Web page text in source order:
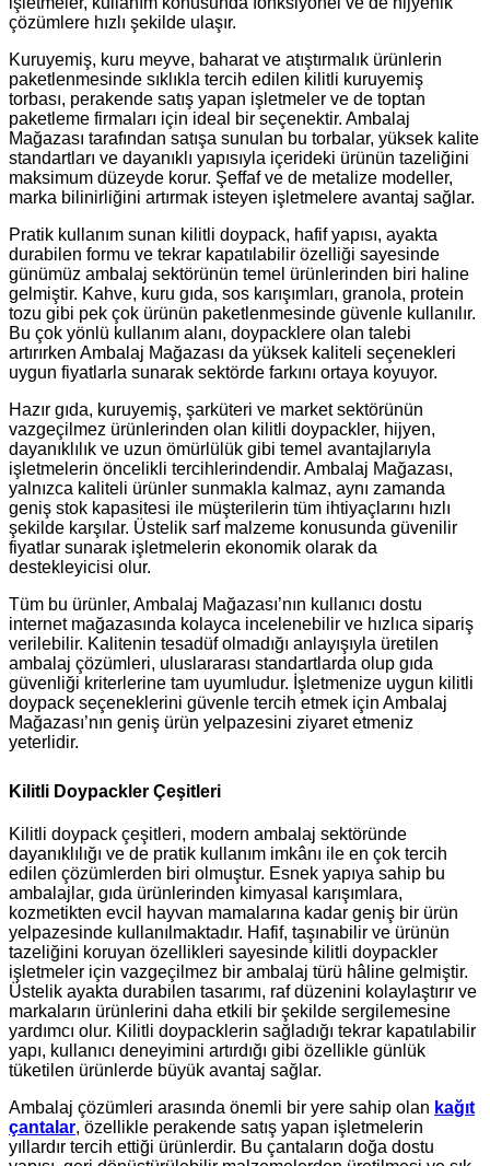
çözümlere hızlı şekilde ulaşır.
Kuruyemiş, kuru meyve, baharat ve atıştırmalık ürünlerin
paketlenmesinde sıklıkla tercih edilen kilitli kuruyemiş
torbası, perakende satış yapan işletmeler ve de toptan
paketleme firmaları için ideal bir seçenektir. Ambalaj
Mağazası tarafından satışa sunulan bu torbalar, yüksek kalite
standartları ve dayanıklı yapısıyla içerideki ürünün tazeliğini
maksimum düzeyde korur. Şeffaf ve de metalize modeller,
marka bilinirliğini artırmak isteyen işletmelere avantaj sağlar.
Pratik kullanım sunan kilitli doypack, hafif yapısı, ayakta
durabilen formu ve tekrar kapatılabilir özelliği sayesinde
günümüz ambalaj sektörünün temel ürünlerinden biri haline
gelmiştir. Kahve, kuru gıda, sos karışımları, granola, protein
tozu gibi pek çok ürünün paketlenmesinde güvenle kullanılır.
Bu çok yönlü kullanım alanı, doypacklere olan talebi
artırırken Ambalaj Mağazası da yüksek kaliteli seçenekleri
uygun fiyatlarla sunarak sektörde farkını ortaya koyuyor.
Hazır gıda, kuruyemiş, şarküteri ve market sektörünün
vazgeçilmez ürünlerinden olan kilitli doypackler, hijyen,
dayanıklılık ve uzun ömürlülük gibi temel avantajlarıyla
işletmelerin öncelikli tercihlerindendir. Ambalaj Mağazası,
yalnızca kaliteli ürünler sunmakla kalmaz, aynı zamanda
geniş stok kapasitesi ile müşterilerin tüm ihtiyaçlarını hızlı
şekilde karşılar. Üstelik sarf malzeme konusunda güvenilir
fiyatlar sunarak işletmelerin ekonomik olarak da
destekleyicisi olur.
Tüm bu ürünler, Ambalaj Mağazası’nın kullanıcı dostu
internet mağazasında kolayca incelenebilir ve hızlıca sipariş
verilebilir. Kalitenin tesadüf olmadığı anlayışıyla üretilen
ambalaj çözümleri, uluslararası standartlarda olup gıda
güvenliği kriterlerine tam uyumludur. İşletmenize uygun kilitli
doypack seçeneklerini güvenle tercih etmek için Ambalaj
Mağazası’nın geniş ürün yelpazesini ziyaret etmeniz
yeterlidir.
Kilitli Doypackler Çeşitleri
Kilitli doypack çeşitleri, modern ambalaj sektöründe
dayanıklılığı ve de pratik kullanım imkânı ile en çok tercih
edilen çözümlerden biri olmuştur. Esnek yapıya sahip bu
ambalajlar, gıda ürünlerinden kimyasal karışımlara,
kozmetikten evcil hayvan mamalarına kadar geniş bir ürün
yelpazesinde kullanılmaktadır. Hafif, taşınabilir ve ürünün
tazeliğini koruyan özellikleri sayesinde kilitli doypackler
işletmeler için vazgeçilmez bir ambalaj türü hâline gelmiştir.
Üstelik ayakta durabilen tasarımı, raf düzenini kolaylaştırır ve
markaların ürünlerini daha etkili bir şekilde sergilemesine
yardımcı olur. Kilitli doypacklerin sağladığı tekrar kapatılabilir
yapı, kullanıcı deneyimini artırdığı gibi özellikle günlük
tüketilen ürünlerde büyük avantaj sağlar.
Ambalaj çözümleri arasında önemli bir yere sahip olan kağıt
çantalar, özellikle perakende satış yapan işletmelerin
yıllardır tercih ettiği ürünlerdir. Bu çantaların doğa dostu